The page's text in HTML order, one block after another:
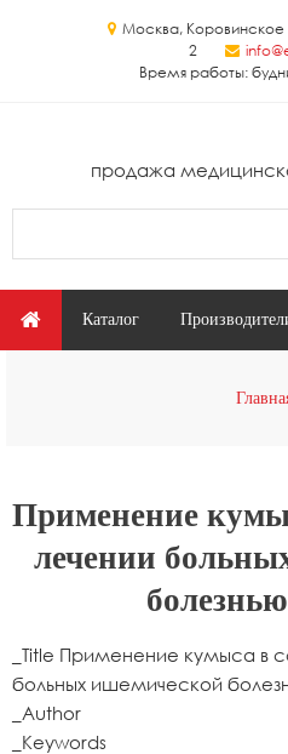
Москва,
2
Время работы:
продажа
Главное меню
Каталог
Применение
лечении
_Title Применение кумыса в
больных ишемической
_Author
_Keywords